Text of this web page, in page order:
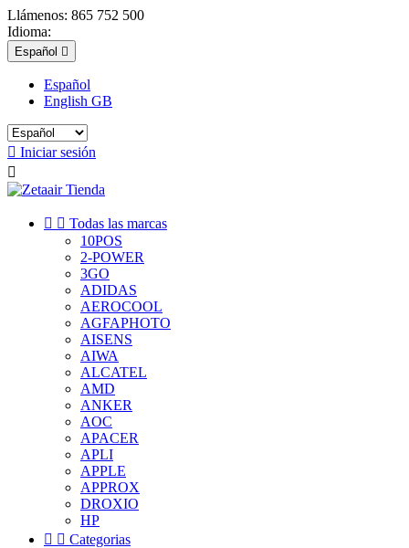
Llámenos: 865 752 500
Idioma:
Español 
Español
English GB
 Iniciar sesión

  Todas las marcas
10POS
2-POWER
3GO
ADIDAS
AEROCOOL
AGFAPHOTO
AISENS
AIWA
ALCATEL
AMD
ANKER
AOC
APACER
APLI
APPLE
APPROX
DROXIO
HP
  Categorias